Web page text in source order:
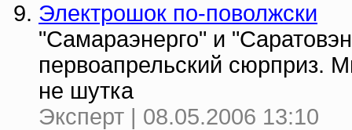
Электрошок по-поволжски
"Самараэнерго" и
пеpвоапpельский сюрприз.
не шутка
Эксперт | 08.05.2006 13:10